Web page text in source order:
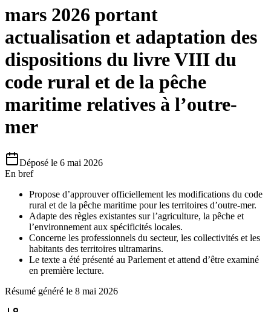
mars 2026 portant
actualisation et adaptation des
dispositions du livre VIII du
code rural et de la pêche
maritime relatives à l’outre-
mer
Déposé le 6 mai 2026
En bref
Propose d’approuver officiellement les modifications du code
rural et de la pêche maritime pour les territoires d’outre-mer.
Adapte des règles existantes sur l’agriculture, la pêche et
l’environnement aux spécificités locales.
Concerne les professionnels du secteur, les collectivités et les
habitants des territoires ultramarins.
Le texte a été présenté au Parlement et attend d’être examiné
en première lecture.
Résumé généré le 8 mai 2026